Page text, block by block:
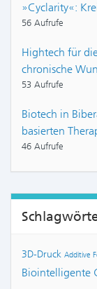
»Cyclarity«:
56 Aufrufe
Hightech für
chronische
53 Aufrufe
Biotech in
basierten
46 Aufrufe
3D-Druck Additive
Biointelligente